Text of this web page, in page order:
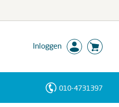
Inloggen
010-4731397